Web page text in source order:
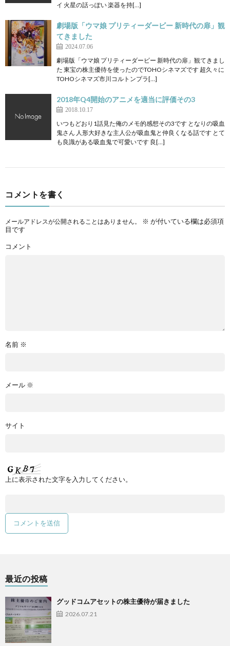
イ 火星の話っぽい 楽器を持[…]
劇場版「ウマ娘 プリティーダービー 新時代の扉」観
てきました
2024.07.06
劇場版「ウマ娘 プリティーダービー 新時代の扉」観てきまし
た 東宝の株主優待を使ったのでTOHOシネマズです 超久々に
TOHOシネマズ市川コルトンプラ[…]
2018年Q4開始のアニメを適当に評価その3
2018.10.17
いつもどおり1話見た俺のメモ的感想その3です となりの吸血
鬼さん 人形大好きな主人公が吸血鬼と仲良くなる話です とて
も良識がある吸血鬼で可愛いです 良[…]
コメントを書く
メールアドレスが公開されることはありません。 ※ が付いている欄は必須項
目です
コメント
名前 ※
メール ※
サイト
上に表示された文字を入力してください。
最近の投稿
グッドコムアセットの株主優待が届きました
2026.07.21